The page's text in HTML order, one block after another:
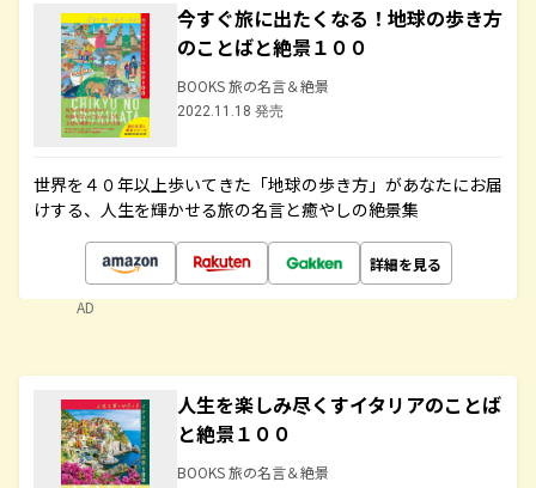
今すぐ旅に出たくなる！地球の歩き方
のことばと絶景１００
BOOKS 旅の名言＆絶景
2022.11.18 発売
世界を４０年以上歩いてきた「地球の歩き方」があなたにお届
けする、人生を輝かせる旅の名言と癒やしの絶景集
詳細を見る
AD
人生を楽しみ尽くすイタリアのことば
と絶景１００
BOOKS 旅の名言＆絶景